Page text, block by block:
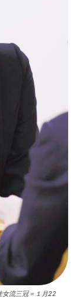
女流三冠＝１月22